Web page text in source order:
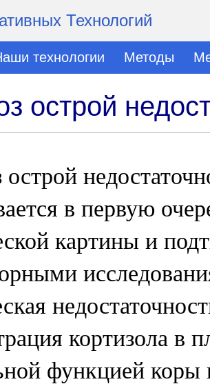
Технологий
технологии Методы
острой
острой
в первую
картины и
кортизола в
функцией коры